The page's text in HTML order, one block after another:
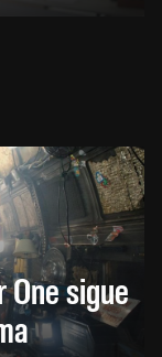
One sigue